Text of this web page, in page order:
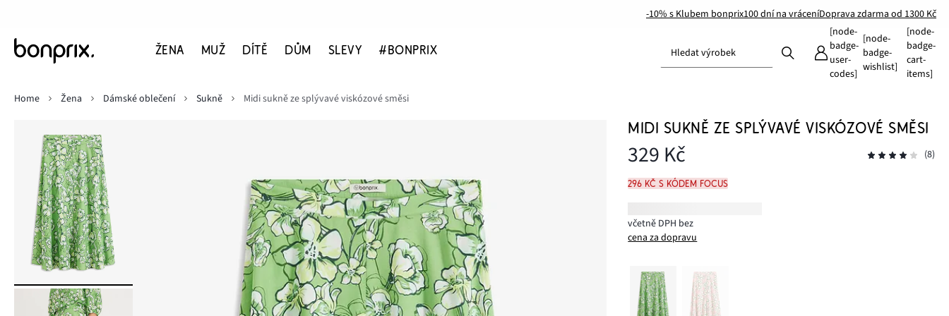
-10% s Klubem bonprix100 dní na vráceníDoprava zdarma od 1300 Kč
ŽENA MUŽ DÍTĚ DŮM SLEVY #BONPRIX Hledat výrobek
[node-
badge-
user-
codes]
[node-
badge-
wishlist]
[node-
badge-
cart-
items]
Home
Žena Dámské oblečení Sukně Midi sukně ze splývavé viskózové směsi
MIDI SUKNĚ ZE SPLÝVAVÉ VISKÓZOVÉ SMĚSI
329 Kč (8)
296 Kč s kódem FOCUS
včetně DPH bez
cena za dopravu